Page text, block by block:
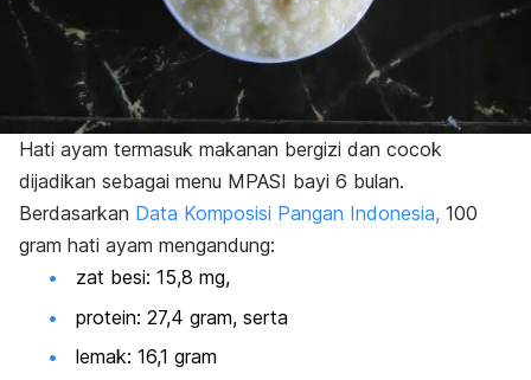
Hati ayam termasuk makanan bergizi dan cocok
dijadikan sebagai menu MPASI bayi 6 bulan.
Berdasarkan Data Komposisi Pangan Indonesia, 100
gram hati ayam mengandung:
zat besi: 15,8 mg,
protein: 27,4 gram, serta
lemak: 16,1 gram